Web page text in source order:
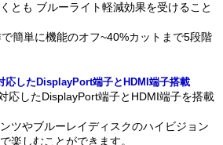
とも ブルーライト軽減効果を受けること
簡単に機能のオフ~40%カットまで5段階
応したDisplayPort端子とHDMI端子搭載
応したDisplayPort端子とHDMI端子を搭載
ツやブルーレイディスクのハイビジョン
楽しむことができます。